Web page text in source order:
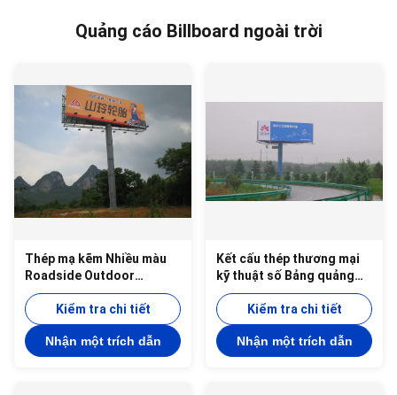
Quảng cáo Billboard ngoài trời
Thép mạ kẽm Nhiều màu
Roadside Outdoor
Billboard Quảng cáo
Quảng cáo chiều cao 3M
Kiểm tra chi tiết
Nhận một trích dẫn
Kết cấu thép thương mại
kỹ thuật số Bảng quảng
cáo ngoài trời, Chiều cao
6m chiều dày 10nm
Kiểm tra chi tiết
Nhận một trích dẫn